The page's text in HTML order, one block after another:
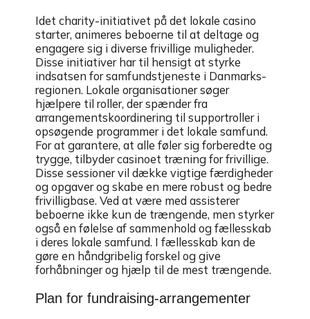
Idet charity-initiativet på det lokale casino
starter, animeres beboerne til at deltage og
engagere sig i diverse frivillige muligheder.
Disse initiativer har til hensigt at styrke
indsatsen for samfundstjeneste i Danmarks-
regionen. Lokale organisationer søger
hjælpere til roller, der spænder fra
arrangementskoordinering til supportroller i
opsøgende programmer i det lokale samfund.
For at garantere, at alle føler sig forberedte og
trygge, tilbyder casinoet træning for frivillige.
Disse sessioner vil dække vigtige færdigheder
og opgaver og skabe en mere robust og bedre
frivilligbase. Ved at være med assisterer
beboerne ikke kun de trængende, men styrker
også en følelse af sammenhold og fællesskab
i deres lokale samfund. I fællesskab kan de
gøre en håndgribelig forskel og give
forhåbninger og hjælp til de mest trængende.
Plan for fundraising-arrangementer